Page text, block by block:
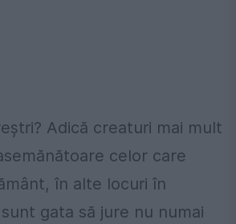
Adică creaturi mai mult
celor care
în alte locuri în
gata să jure nu numai